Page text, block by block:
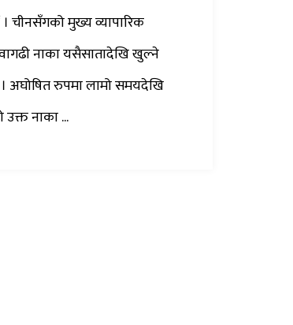
चीनसँगको मुख्य व्यापारिक
नाका यसैसातादेखि खुल्ने
अघोषित रुपमा लामो समयदेखि
उक्त नाका ...